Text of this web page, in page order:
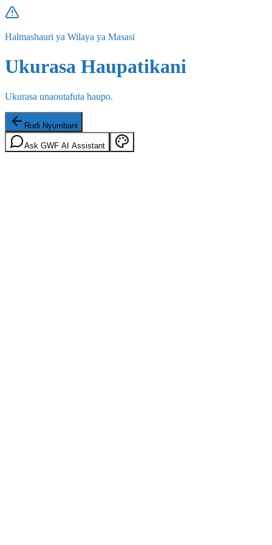
Halmashauri ya Wilaya ya Masasi
Ukurasa Haupatikani
Ukurasa unaoutafuta haupo.
Rudi Nyumbani
Ask GWF AI Assistant